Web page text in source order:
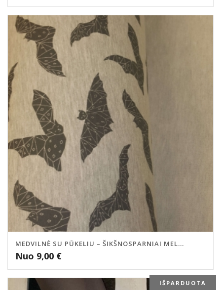
MEDVILNĖ SU PŪKELIU – ŠIKŠNOSPARNIAI MEL...
Nuo 9,00 €
IŠPARDUOTA